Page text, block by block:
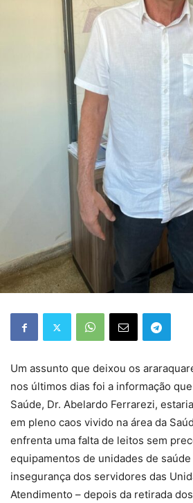
Um assunto que deixou os
nos últimos dias foi a informação
Saúde, Dr. Abelardo Ferrarezi,
em pleno caos vivido na área da
enfrenta uma falta de leitos sem
equipamentos de unidades de
insegurança dos servidores das
Atendimento – depois da retirada